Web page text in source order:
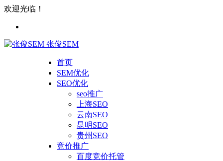
欢迎光临！
张俊SEM
首页
SEM优化
SEO优化
seo推广
上海SEO
云南SEO
昆明SEO
贵州SEO
竞价推广
百度竞价托管